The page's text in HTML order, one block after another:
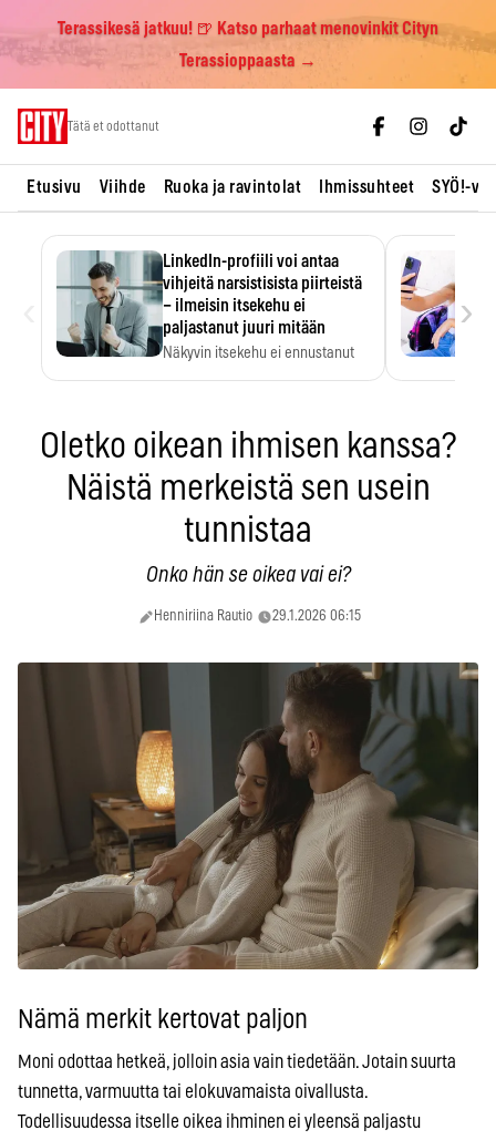
Terassikesä jatkuu! 🍺 Katso parhaat menovinkit Cityn
Terassioppaasta →
Tätä et odottanut
Etusivu Viihde Ruoka ja ravintolat Ihmissuhteet SYÖ!-
LinkedIn-profiili voi antaa
vihjeitä narsistisista piirteistä
– ilmeisin itsekehu ei
paljastanut juuri mitään
Näkyvin itsekehu ei ennustanut
›
Oletko oikean ihmisen kanssa?
Näistä merkeistä sen usein
tunnistaa
Onko hän se oikea vai ei?
Henniriina Rautio 29.1.2026 06:15
Nämä merkit kertovat paljon
Moni odottaa hetkeä, jolloin asia vain tiedetään. Jotain suurta
tunnetta, varmuutta tai elokuvamaista oivallusta.
Todellisuudessa itselle oikea ihminen ei yleensä paljastu